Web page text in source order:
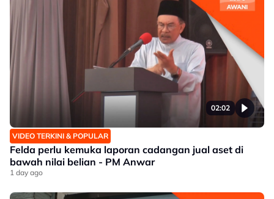
02:02
VIDEO TERKINI & POPULAR
Felda perlu kemuka laporan cadangan jual aset di
bawah nilai belian - PM Anwar
1 day ago